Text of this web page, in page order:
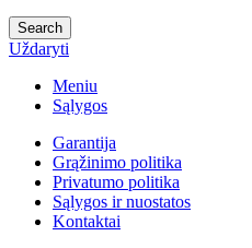
Search
Uždaryti
Meniu
Sąlygos
Garantija
Grąžinimo politika
Privatumo politika
Sąlygos ir nuostatos
Kontaktai